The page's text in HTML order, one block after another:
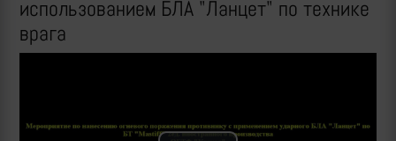
использованием БЛА "Ланцет" по технике
врага